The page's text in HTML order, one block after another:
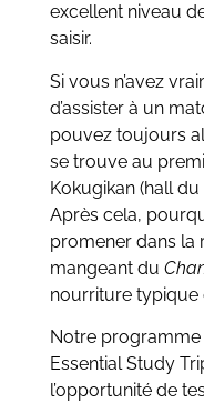
excellent niveau
saisir.
Si vous n’avez
d’assister à un
pouvez toujours
se trouve au
Kokugikan (hall
Après cela,
promener dans la
mangeant du
nourriture typique
Notre programme
Essential Study
l’opportunité de